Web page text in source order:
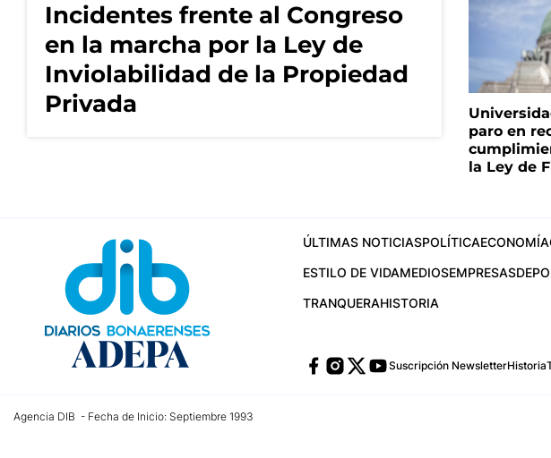
Incidentes frente al Congreso
en la marcha por la Ley de
Inviolabilidad de la Propiedad
Privada
paro en
la Ley de
ÚLTIMAS NOTICIASPOLÍTICAECONOMÍA
ESTILO DE VIDAMEDIOSEMPRESAS
TRANQUERAHISTORIA
Suscripción NewsletterHistoria
Agencia DIB - Fecha de Inicio: Septiembre 1993